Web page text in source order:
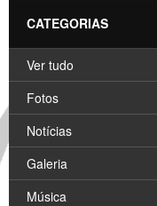
CATEGORIAS
Ver tudo
Fotos
Notícias
Galeria
Música